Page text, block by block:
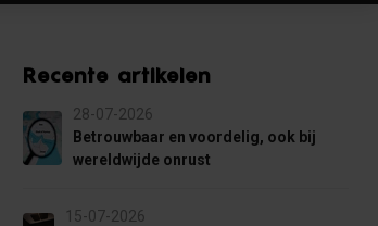
Recente artikelen
28-07-2026
Betrouwbaar en voordelig, ook bij
wereldwijde onrust
15-07-2026